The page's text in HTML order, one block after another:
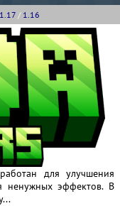
1.17 / 1.16
для улучшения
ненужных эффектов. В